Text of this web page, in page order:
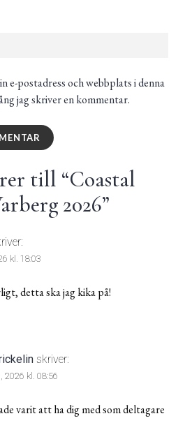
e-postadress och webbplats i denna
jag skriver en kommentar.
till “Coastal
2026”
kl. 18:03
detta ska jag kika på!
skriver:
2026 kl. 08:56
varit att ha dig med som deltagare